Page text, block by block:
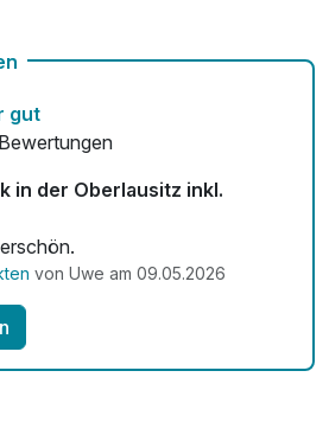
gut
in der Oberlausitz inkl.
von Uwe am 09.05.2026